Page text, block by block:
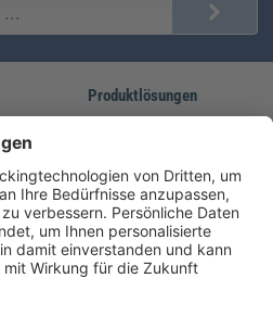
Produktlösungen
Unsere Marken